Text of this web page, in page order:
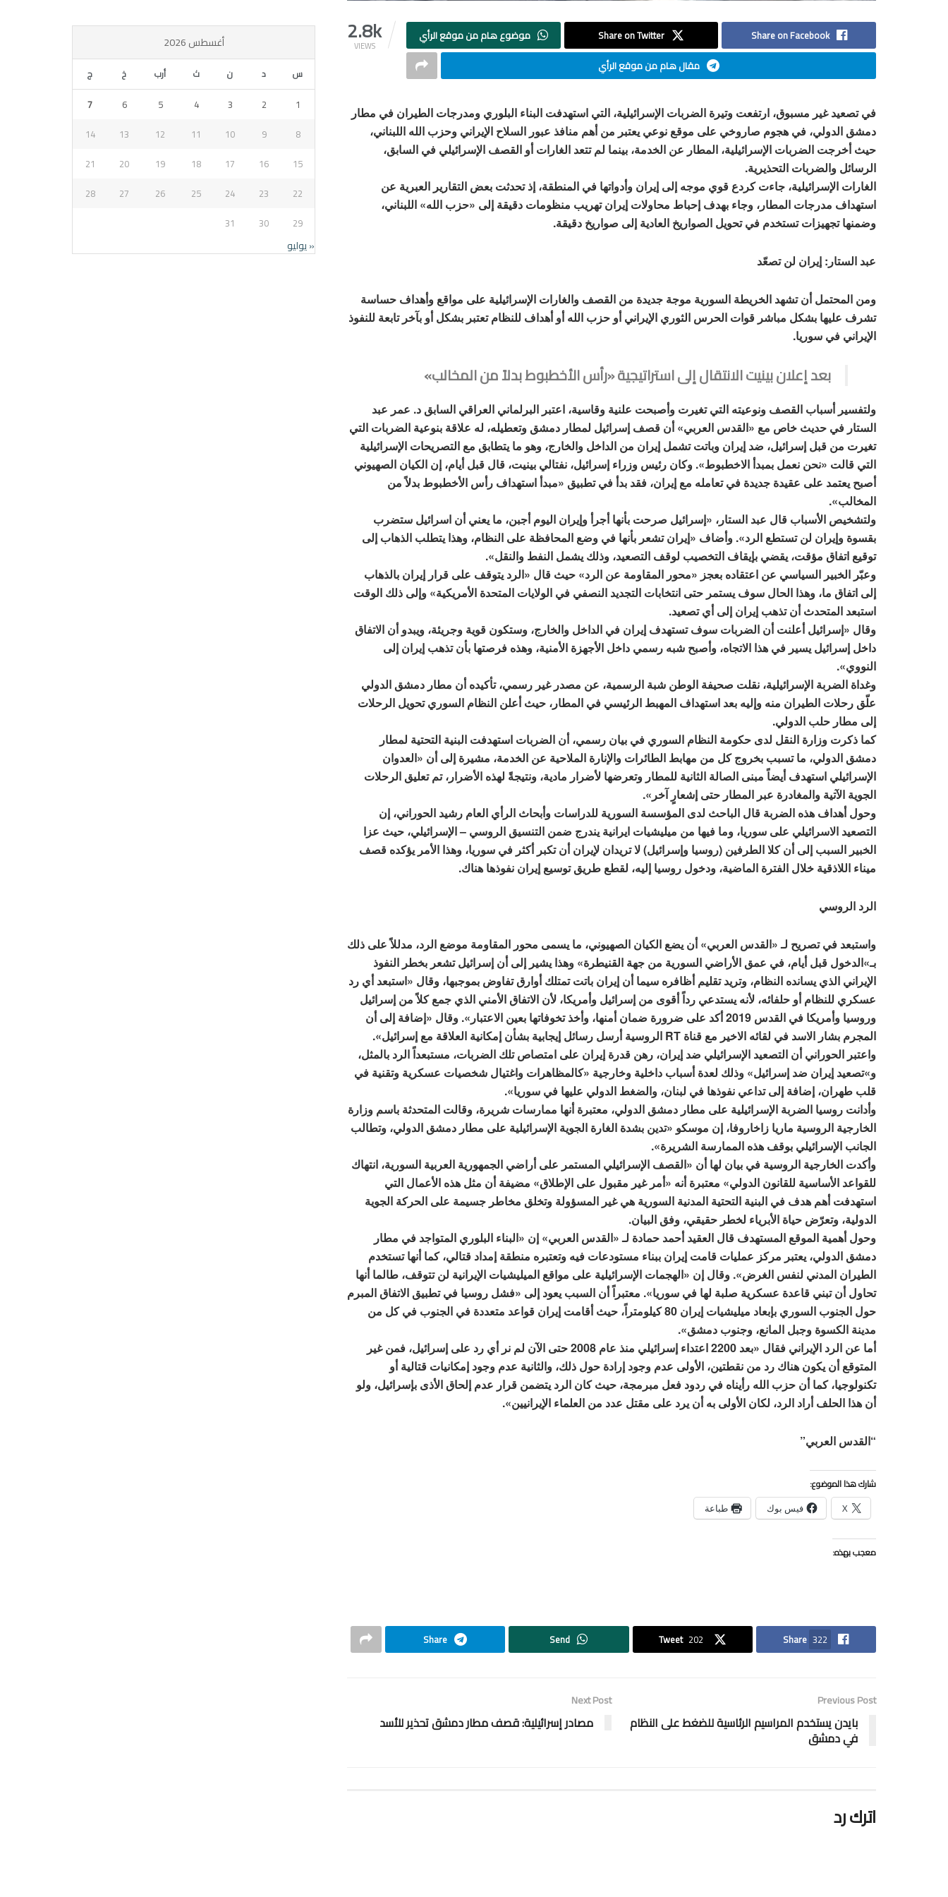
2.8k
VIEWS
Share on Facebook
Share on Twitter
موضوع هام من موقع الرأي
مقال هام من موقع الرأي
في تصعيد غير مسبوق، ارتفعت وتيرة الضربات الإسرائيلية، التي استهدفت البناء البلوري ومدرجات الطيران في مطار
دمشق الدولي، في هجوم صاروخي على موقع نوعي يعتبر من أهم منافذ عبور السلاح الإيراني وحزب الله اللبناني،
حيث أخرجت الضربات الإسرائيلية، المطار عن الخدمة، بينما لم تتعد الغارات أو القصف الإسرائيلي في السابق،
الرسائل والضربات التحذيرية.
الغارات الإسرائيلية، جاءت كردع قوي موجه إلى إيران وأدواتها في المنطقة، إذ تحدثت بعض التقارير العبرية عن
استهداف مدرجات المطار، وجاء بهدف إحباط محاولات إيران تهريب منظومات دقيقة إلى «حزب الله» اللبناني،
وضمنها تجهيزات تستخدم في تحويل الصواريخ العادية إلى صواريخ دقيقة.
عبد الستار: إيران لن تصعّد
ومن المحتمل أن تشهد الخريطة السورية موجة جديدة من القصف والغارات الإسرائيلية على مواقع وأهداف حساسة
تشرف عليها بشكل مباشر قوات الحرس الثوري الإيراني أو حزب الله أو أهداف للنظام تعتبر بشكل أو بآخر تابعة للنفوذ
الإيراني في سوريا.
بعد إعلان بينيت الانتقال إلى استراتيجية «رأس الأخطبوط بدلاً من المخالب»
ولتفسير أسباب القصف ونوعيته التي تغيرت وأصبحت علنية وقاسية، اعتبر البرلماني العراقي السابق د. عمر عبد
الستار في حديث خاص مع «القدس العربي» أن قصف إسرائيل لمطار دمشق وتعطيله، له علاقة بنوعية الضربات التي
تغيرت من قبل إسرائيل، ضد إيران وباتت تشمل إيران من الداخل والخارج، وهو ما يتطابق مع التصريحات الإسرائيلية
التي قالت «نحن نعمل بمبدأ الاخطبوط». وكان رئيس وزراء إسرائيل، نفتالي بينيت، قال قبل أيام، إن الكيان الصهيوني
أصبح يعتمد على عقيدة جديدة في تعامله مع إيران، فقد بدأ في تطبيق «مبدأ استهداف رأس الأخطبوط بدلاً من
المخالب».
ولتشخيص الأسباب قال عبد الستار، «إسرائيل صرحت بأنها أجرأ وإيران اليوم أجبن، ما يعني أن اسرائيل ستضرب
بقسوة وإيران لن تستطع الرد». وأضاف «إيران تشعر بأنها في وضع المحافظة على النظام، وهذا يتطلب الذهاب إلى
توقيع اتفاق مؤقت، يقضي بإيقاف التخصيب لوقف التصعيد، وذلك يشمل النفط والنقل».
وعبّر الخبير السياسي عن اعتقاده بعجز «محور المقاومة عن الرد» حيث قال «الرد يتوقف على قرار إيران بالذهاب
إلى اتفاق ما، وهذا الحال سوف يستمر حتى انتخابات التجديد النصفي في الولايات المتحدة الأمريكية» وإلى ذلك الوقت
استبعد المتحدث أن تذهب إيران إلى أي تصعيد.
وقال «إسرائيل أعلنت أن الضربات سوف تستهدف إيران في الداخل والخارج، وستكون قوية وجريئة، ويبدو أن الاتفاق
داخل إسرائيل يسير في هذا الاتجاه، وأصبح شبه رسمي داخل الأجهزة الأمنية، وهذه فرصتها بأن تذهب إيران إلى
النووي».
وغداة الضربة الإسرائيلية، نقلت صحيفة الوطن شبة الرسمية، عن مصدر غير رسمي، تأكيده أن مطار دمشق الدولي
علّق رحلات الطيران منه وإليه بعد استهداف المهبط الرئيسي في المطار، حيث أعلن النظام السوري تحويل الرحلات
إلى مطار حلب الدولي.
كما ذكرت وزارة النقل لدى حكومة النظام السوري في بيان رسمي، أن الضربات استهدفت البنية التحتية لمطار
دمشق الدولي، ما تسبب بخروج كل من مهابط الطائرات والإنارة الملاحية عن الخدمة، مشيرة إلى أن «العدوان
الإسرائيلي استهدف أيضاً مبنى الصالة الثانية للمطار وتعرضها لأضرار مادية، ونتيجةً لهذه الأضرار، تم تعليق الرحلات
الجوية الآتية والمغادرة عبر المطار حتى إشعارٍ آخر».
وحول أهداف هذه الضربة قال الباحث لدى المؤسسة السورية للدراسات وأبحاث الرأي العام رشيد الحوراني، إن
التصعيد الاسرائيلي على سوريا، وما فيها من ميليشيات ايرانية يندرج ضمن التنسيق الروسي – الإسرائيلي، حيث عزا
الخبير السبب إلى أن كلا الطرفين (روسيا وإسرائيل) لا تريدان لإيران أن تكبر أكثر في سوريا، وهذا الأمر يؤكده قصف
ميناء اللاذقية خلال الفترة الماضية، ودخول روسيا إليه، لقطع طريق توسيع إيران نفوذها هناك.
الرد الروسي
واستبعد في تصريح لـ «القدس العربي» أن يضع الكيان الصهيوني، ما يسمى محور المقاومة موضع الرد، مدللاً على ذلك
بـ»الدخول قبل أيام، في عمق الأراضي السورية من جهة القنيطرة» وهذا يشير إلى أن إسرائيل تشعر بخطر النفوذ
الإيراني الذي يسانده النظام، وتريد تقليم أظافره سيما أن إيران باتت تمتلك أوارق تفاوض بموجبها، وقال «استبعد أي رد
عسكري للنظام أو حلفائه، لأنه يستدعي رداً أقوى من إسرائيل وأمريكا، لأن الاتفاق الأمني الذي جمع كلاً من إسرائيل
وروسيا وأمريكا في القدس 2019 أكد على ضرورة ضمان أمنها، وأخذ تخوفاتها بعين الاعتبار». وقال «إضافة إلى أن
المجرم بشار الاسد في لقائه الاخير مع قناة RT الروسية أرسل رسائل إيجابية بشأن إمكانية العلاقة مع إسرائيل».
واعتبر الحوراني أن التصعيد الإسرائيلي ضد إيران، رهن قدرة إيران على امتصاص تلك الضربات، مستبعداً الرد بالمثل،
و»تصعيد إيران ضد إسرائيل» وذلك لعدة أسباب داخلية وخارجية «كالمظاهرات واغتيال شخصيات عسكرية وتقنية في
قلب طهران، إضافة إلى تداعي نفوذها في لبنان، والضغط الدولي عليها في سوريا».
وأدانت روسيا الضربة الإسرائيلية على مطار دمشق الدولي، معتبرة أنها ممارسات شريرة، وقالت المتحدثة باسم وزارة
الخارجية الروسية ماريا زاخاروفا، إن موسكو «تدين بشدة الغارة الجوية الإسرائيلية على مطار دمشق الدولي، وتطالب
الجانب الإسرائيلي بوقف هذه الممارسة الشريرة».
وأكدت الخارجية الروسية في بيان لها أن «القصف الإسرائيلي المستمر على أراضي الجمهورية العربية السورية، انتهاك
للقواعد الأساسية للقانون الدولي» معتبرة أنه «أمر غير مقبول على الإطلاق» مضيفة أن مثل هذه الأعمال التي
استهدفت أهم هدف في البنية التحتية المدنية السورية هي غير المسؤولة وتخلق مخاطر جسيمة على الحركة الجوية
الدولية، وتعرّض حياة الأبرياء لخطر حقيقي، وفق البيان.
وحول أهمية الموقع المستهدف قال العقيد أحمد حمادة لـ «القدس العربي» إن «البناء البلوري المتواجد في مطار
دمشق الدولي، يعتبر مركز عمليات قامت إيران ببناء مستودعات فيه وتعتبره منطقة إمداد قتالي، كما أنها تستخدم
الطيران المدني لنفس الغرض». وقال إن «الهجمات الإسرائيلية على مواقع الميليشيات الإيرانية لن تتوقف، طالما أنها
تحاول أن تبني قاعدة عسكرية صلبة لها في سوريا». معتبراً أن السبب يعود إلى «فشل روسيا في تطبيق الاتفاق المبرم
حول الجنوب السوري بإبعاد ميليشيات إيران 80 كيلومتراً، حيث أقامت إيران قواعد متعددة في الجنوب في كل من
مدينة الكسوة وجبل المانع، وجنوب دمشق».
أما عن الرد الإيراني فقال «بعد 2200 اعتداء إسرائيلي منذ عام 2008 حتى الآن لم نر أي رد على إسرائيل، فمن غير
المتوقع أن يكون هناك رد من نقطتين، الأولى عدم وجود إرادة حول ذلك، والثانية عدم وجود إمكانيات قتالية أو
تكنولوجيا، كما أن حزب الله رأيناه في ردود فعل مبرمجة، حيث كان الرد يتضمن قرار عدم إلحاق الأذى بإسرائيل، ولو
أن هذا الحلف أراد الرد، لكان الأولى به أن يرد على مقتل عدد من العلماء الإيرانيين».
“القدس العربي”
شارك هذا الموضوع:
X فيس بوك طباعة
معجب بهذه:
Share 322
Tweet 202
Send
Share
Previous Post
بايدن يستخدم المراسيم الرئاسية للضغط على النظام
في دمشق
Next Post
مصادر إسرائيلية: قصف مطار دمشق تحذير للأسد
اترك رد
أغسطس 2026
س د ن ث أرب خ ج
1
2
3
4
5
6
7
8
9
10
11
12
13
14
15
16
17
18
19
20
21
22
23
24
25
26
27
28
29
30
31
« يوليو